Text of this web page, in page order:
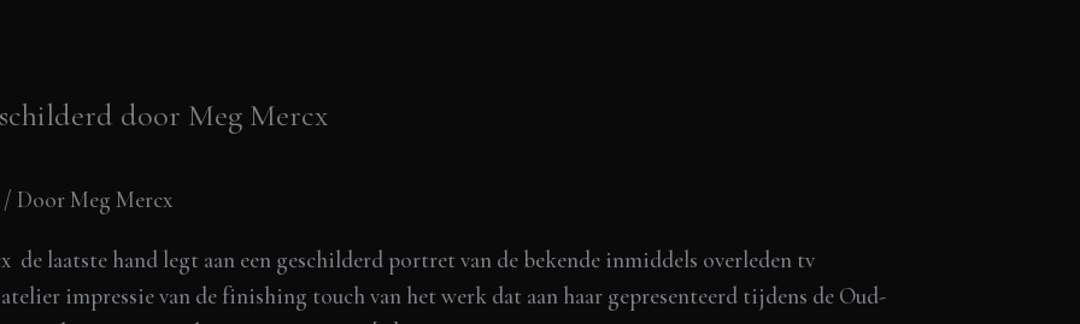
door Meg Mercx
/ Door Meg Mercx
laatste hand legt aan een geschilderd portret van de bekende inmiddels overleden tv
impressie van de finishing touch van het werk dat aan haar gepresenteerd tijdens de Oud-